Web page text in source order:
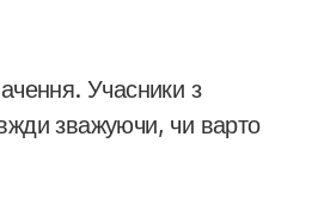
Учасники з
зважуючи, чи варто